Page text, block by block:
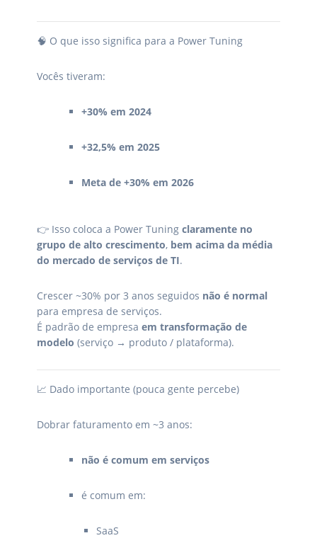
🧠 O que isso significa para a Power Tuning
Vocês tiveram:
+30% em 2024
+32,5% em 2025
Meta de +30% em 2026
👉 Isso coloca a Power Tuning claramente no
grupo de alto crescimento, bem acima da média
do mercado de serviços de TI.
Crescer ~30% por 3 anos seguidos não é normal
para empresa de serviços.
É padrão de empresa em transformação de
modelo (serviço → produto / plataforma).
📈 Dado importante (pouca gente percebe)
Dobrar faturamento em ~3 anos:
não é comum em serviços
é comum em:
SaaS